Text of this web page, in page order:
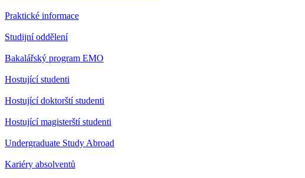
Praktické informace
Studijní oddělení
Bakalářský program EMO
Hostující studenti
Hostující doktorští studenti
Hostující magisterští studenti
Undergraduate Study Abroad
Kariéry absolventů